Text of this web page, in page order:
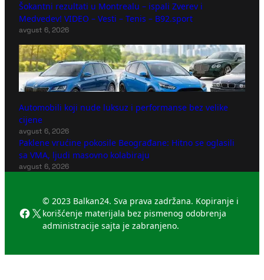
Šokantni rezultati u Montrealu – ispali Zverev i
Medvedev! VIDEO – Vesti – Tenis – B92.sport
avgust 6, 2026
Automobili koji nude luksuz i performanse bez velike
cijene
avgust 6, 2026
Paklene vrućine pokosile Beograđane: Hitno se oglasili
sa VMA, ljudi masovno kolabiraju
avgust 6, 2026
Facebook
X
© 2023 Balkan24. Sva prava zadržana. Kopiranje i
korišćenje materijala bez pismenog odobrenja
administracije sajta je zabranjeno.